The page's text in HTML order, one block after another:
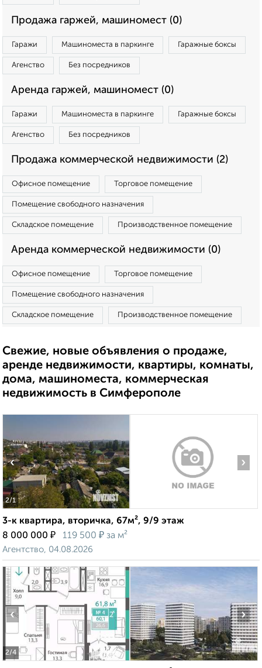
Продажа гаржей, машиномест (0)
Гаражи Машиноместа в паркинге Гаражные боксы
Агенство Без посредников
Аренда гаржей, машиномест (0)
Гаражи Машиноместа в паркинге Гаражные боксы
Агенство Без посредников
Продажа коммерческой недвижимости (2)
Офисное помещение Торговое помещение
Помещение свободного назначения
Складское помещение Производственное помещение
Аренда коммерческой недвижимости (0)
Офисное помещение Торговое помещение
Помещение свободного назначения
Складское помещение Производственное помещение
Свежие, новые объявления о продаже,
аренде недвижимости, квартиры, комнаты,
дома, машиноместа, коммерческая
недвижимость в Симферополе
2/1
‹ ›
3-к квартира, вторичка, 67м², 9/9 этаж
8 000 000 ₽ 119 500 ₽ за м²
Агентство, 04.08.2026
2/4
‹ ›